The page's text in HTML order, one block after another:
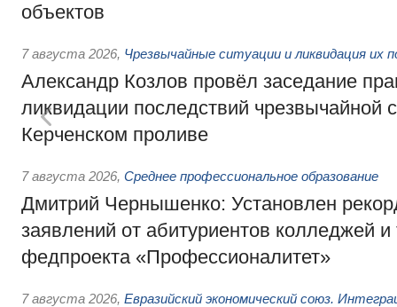
объектов
7 августа 2026, Чрезвычайные ситуации и ликвидация их
Александр Козлов провёл заседание
ликвидации последствий чрезвычайной
Керченском проливе
7 августа 2026, Среднее профессиональное образование
Дмитрий Чернышенко: Установлен
заявлений от абитуриентов колледжей и
федпроекта «Профессионалитет»
7 августа 2026, Евразийский экономический союз.